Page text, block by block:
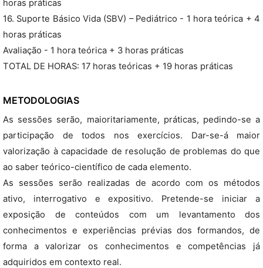
horas práticas
16. Suporte Básico Vida (SBV) – Pediátrico - 1 hora teórica + 4
horas práticas
Avaliação - 1 hora teórica + 3 horas práticas
TOTAL DE HORAS: 17 horas teóricas + 19 horas práticas
METODOLOGIAS
As sessões serão, maioritariamente, práticas, pedindo-se a
participação de todos nos exercícios. Dar-se-á maior
valorização à capacidade de resolução de problemas do que
ao saber teórico-científico de cada elemento.
As sessões serão realizadas de acordo com os métodos
ativo, interrogativo e expositivo. Pretende-se iniciar a
exposição de conteúdos com um levantamento dos
conhecimentos e experiências prévias dos formandos, de
forma a valorizar os conhecimentos e competências já
adquiridos em contexto real.